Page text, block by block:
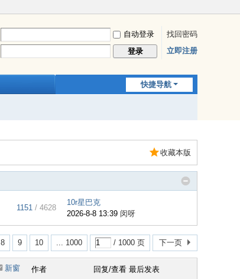
自动登录
找回密码
登录 立即注册
快捷导航
收藏本版
1151 / 4628
10r星巴克
2026-8-8 13:39 闵呀
8 9 10 ... 1000 / 1000 页 下一页
新窗 作者 回复/查看 最后发表